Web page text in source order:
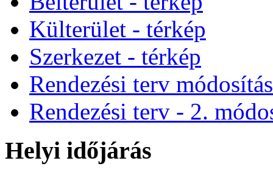
Külterület - térkép
Szerkezet - térkép
Rendezési terv
Rendezési terv - 2.
Helyi időjárás